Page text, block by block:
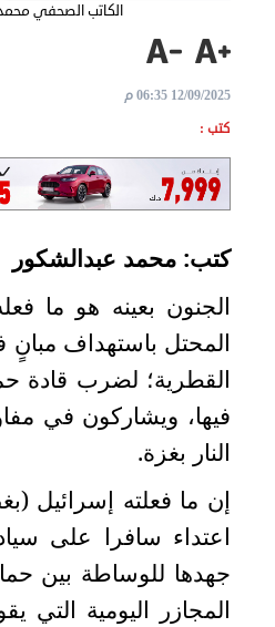
المعاملات
القنصلية
البعثة
الدبلوماسية
مجلس
الجالية
الصحفيون
المصريون
شاركنا
الكاتب الصحفي
12/09/2025 06:35 م
كتب :
كتب: محمد عبدالشكور
الجنون بعينه هو ما
المحتل باستهداف مبانٍ
القطرية؛ لضرب قادة
فيها، ويشاركون في
النار بغزة.
إن ما فعلته إسرائيل
اعتداء سافرا على
جهدها للوساطة بين
المجازر اليومية التي